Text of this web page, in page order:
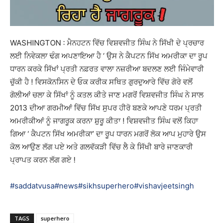
WASHINGTON : ਮੈਨਹਟਨ ਵਿੱਚ ਵਿਸ਼ਵਜੀਤ ਸਿੰਘ ਨੇ ਸਿੱਖੀ ਦੇ ਪ੍ਰਚਾਰ
ਲਈ ਨਿਵੇਕਲਾ ਢੰਗ ਅਪਣਾਇਆ ਹੈ ‘ ਉਸ ਨੇ ਕੈਪਟਨ ਸਿੱਖ ਅਮਰੀਕਾ ਦਾ ਰੂਪ
ਧਾਰਨ ਕਰਕੇ ਸਿੱਖਾਂ ਪ੍ਰਤੀ ਨਫ਼ਰਤ ਵਾਲਾ ਨਜ਼ਰੀਆ ਬਦਲਣ ਲਈ ਜਿੰਮੇਵਾਰੀ
ਚੁੱਕੀ ਹੈ ! ਵਿਸਕੋਨਸਿਨ ਦੇ ਓਕ ਕਰੀਕ ਸਥਿਤ ਗੁਰਦੁਆਰੇ ਵਿੱਚ ਗੋਰੇ ਵਲੋਂ
ਗੋਲੀਆਂ ਚਲਾ ਕੇ ਸਿੱਖਾਂ ਨੂੰ ਕਤਲ ਕੀਤੇ ਜਾਣ ਮਗਰੋਂ ਵਿਸ਼ਵਜੀਤ ਸਿੰਘ ਨੇ ਸਾਲ
2013 ਦੀਆ ਗਰਮੀਆਂ ਵਿੱਚ ਸਿੱਖ ਸੁਪਰ ਹੀਰੋ ਬਣਕੇ ਆਪਣੇ ਧਰਮ ਪ੍ਰਤੀ
ਅਮਰੀਕੀਆਂ ਨੂੰ ਜਾਗਰੂਕ ਕਰਨਾ ਸ਼ੁਰੂ ਕੀਤਾ ! ਵਿਸ਼ਵਜੀਤ ਸਿੰਘ ਵਲੋਂ ਕਿਹਾ
ਗਿਆ ‘ ਕੈਪਟਨ ਸਿੱਖ ਅਮਰੀਕਾ’ ਦਾ ਰੂਪ ਧਾਰਨ ਮਗਰੋਂ ਲੋਕ ਆਪ ਮੁਹਾਰੇ ਉਸ
ਕੋਲ ਆਉਣ ਲੱਗ ਪਏ ਅਤੇ ਗਲਵੱਕੜੀ ਵਿੱਚ ਲੈ ਕੇ ਸਿੱਖੀ ਬਾਰੇ ਜਾਣਕਾਰੀ
ਪ੍ਰਾਪਤ ਕਰਨ ਲੱਗ ਗਏ !
#saddatvusa#news#sikhsuperhero#vishavjeetsingh
TAGS superhero